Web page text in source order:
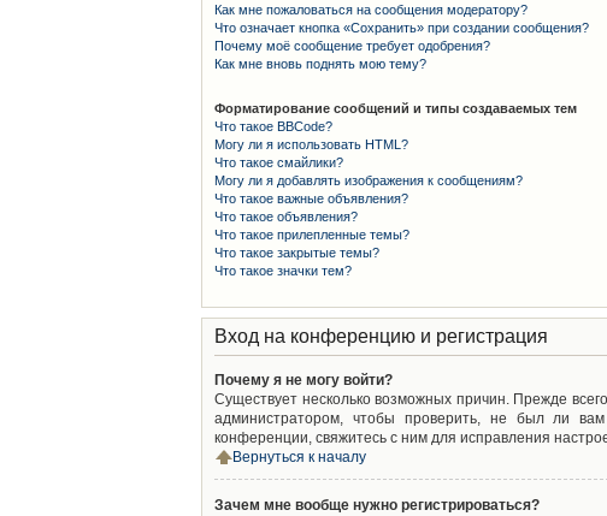
Как мне пожаловаться на сообщения модератору?
Что означает кнопка «Сохранить» при создании сообщения?
Почему моё сообщение требует одобрения?
Как мне вновь поднять мою тему?
Форматирование сообщений и типы создаваемых тем
Что такое BBCode?
Могу ли я использовать HTML?
Что такое смайлики?
Могу ли я добавлять изображения к сообщениям?
Что такое важные объявления?
Что такое объявления?
Что такое прилепленные темы?
Что такое закрытые темы?
Что такое значки тем?
Вход на конференцию и регистрация
Почему я не могу войти?
Существует несколько возможных причин. Прежде
администратором, чтобы проверить, не был ли
конференции, свяжитесь с ним для исправления
Вернуться к началу
Зачем мне вообще нужно регистрироваться?